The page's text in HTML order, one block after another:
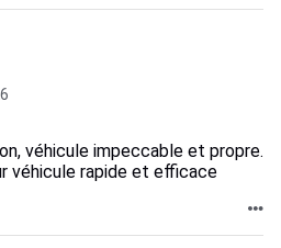
véhicule impeccable et propre.
véhicule rapide et efficace